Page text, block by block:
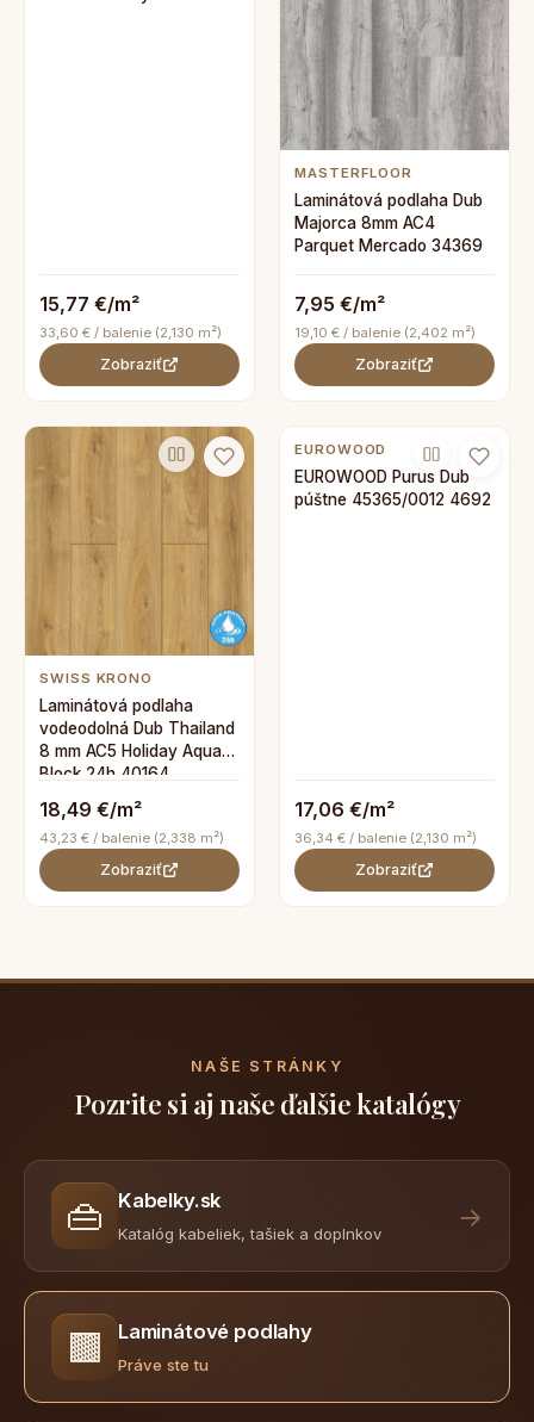
15,77 €/m²
33,60 € / balenie (2,130 m²)
Zobraziť
MASTERFLOOR
Laminátová podlaha Dub
Majorca 8mm AC4
Parquet Mercado 34369
7,95 €/m²
19,10 € / balenie (2,402 m²)
Zobraziť
SWISS KRONO
Laminátová podlaha
vodeodolná Dub Thailand
8 mm AC5 Holiday Aqua
Block 24h 40164
18,49 €/m²
43,23 € / balenie (2,338 m²)
Zobraziť
EUROWOOD
EUROWOOD Purus Dub
púštne 45365/0012 4692
17,06 €/m²
36,34 € / balenie (2,130 m²)
Zobraziť
NAŠE STRÁNKY
Pozrite si aj naše ďalšie katalógy
👜 Kabelky.sk
Katalóg kabeliek, tašiek a doplnkov
→
🟫 Laminátové podlahy
Práve ste tu